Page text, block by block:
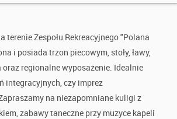
terenie Zespołu Rekreacyjnego "Polana
i posiada trzon piecowym, stoły, ławy,
regionalne wyposażenie. Idealnie
integracyjnych, czy imprez
na niezapomniane kuligi z
zabawy taneczne przy muzyce kapeli